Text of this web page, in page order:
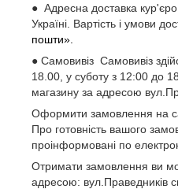
● Адресна доставка
Україні. Вартість і умови
пошти».
● Самовивіз Самовивіз
18.00, у суботу з 12:00 до
магазину за адресою
Оформити замовлення на
Про готовність вашого
проінформовані по
Отримати замовлення ви
адресою: вул.Праведників